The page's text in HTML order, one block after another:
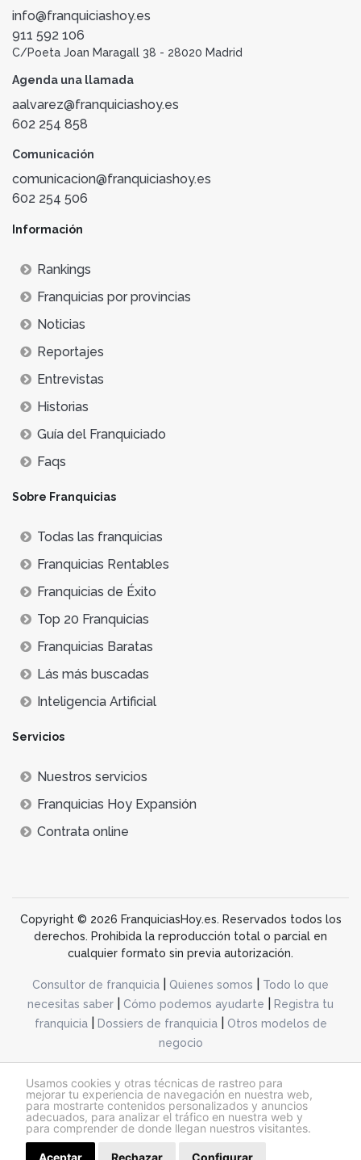
Usamos cookies y otras técnicas de rastreo para
mejorar tu experiencia de navegación en nuestra web,
para mostrarte contenidos personalizados y anuncios
adecuados, para analizar el tráfico en nuestra web y
para comprender de donde llegan nuestros visitantes.
Aceptar Rechazar Configurar
info@franquiciashoy.es
911 592 106
C/Poeta Joan Maragall 38 - 28020 Madrid
Agenda una llamada
aalvarez@franquiciashoy.es
602 254 858
Comunicación
comunicacion@franquiciashoy.es
602 254 506
Información
Rankings
Franquicias por provincias
Noticias
Reportajes
Entrevistas
Historias
Guía del Franquiciado
Faqs
Sobre Franquicias
Todas las franquicias
Franquicias Rentables
Franquicias de Éxito
Top 20 Franquicias
Franquicias Baratas
Lás más buscadas
Inteligencia Artificial
Servicios
Nuestros servicios
Franquicias Hoy Expansión
Contrata online
Copyright © 2026 FranquiciasHoy.es. Reservados todos los
derechos. Prohibida la reproducción total o parcial en
cualquier formato sin previa autorización.
Consultor de franquicia Quienes somos
Todo lo que
necesitas saber
Cómo podemos ayudarte
Registra tu
franquicia| Dossiers de franquicia|
Otros modelos de
negocio
@franquiciashoy.es |Aviso legal| Política de cookies|Política de privacidad